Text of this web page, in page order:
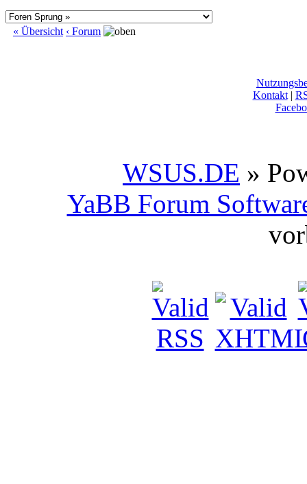
« Übersicht ‹ Forum
Kontakt|
WSUS.DE »
YaBB Forum